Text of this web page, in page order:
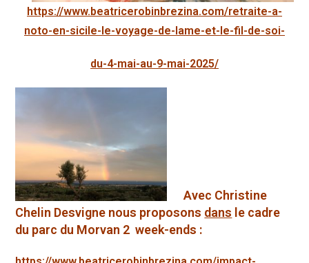
https://www.beatricerobinbrezina.com/retraite-a-
noto-en-sicile-le-voyage-de-lame-et-le-fil-de-soi-
du-4-mai-au-9-mai-2025/
Avec Christine
Chelin Desvigne nous proposons dans le cadre
du parc du Morvan 2 week-ends :